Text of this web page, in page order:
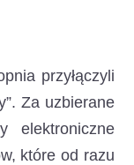
przyłączyli
Za uzbierane
elektroniczne
które od razu